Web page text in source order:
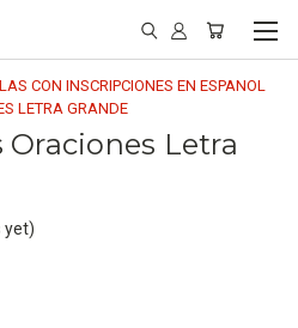
CON INSCRIPCIONES EN ESPANOL
LETRA GRANDE
Oraciones Letra
yet)